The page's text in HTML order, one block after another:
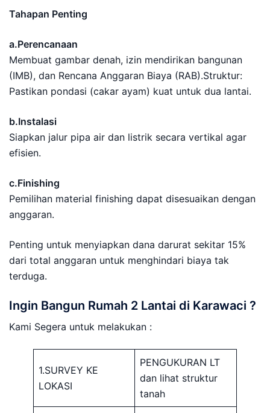
Tahapan Penting
a.Perencanaan
Membuat gambar denah, izin mendirikan bangunan
(IMB), dan Rencana Anggaran Biaya (RAB).Struktur:
Pastikan pondasi (cakar ayam) kuat untuk dua lantai.
b.Instalasi
Siapkan jalur pipa air dan listrik secara vertikal agar
efisien.
c.Finishing
Pemilihan material finishing dapat disesuaikan dengan
anggaran.
Penting untuk menyiapkan dana darurat sekitar 15%
dari total anggaran untuk menghindari biaya tak
terduga.
Ingin Bangun Rumah 2 Lantai di Karawaci ?
Kami Segera untuk melakukan :
1.SURVEY KE
LOKASI
PENGUKURAN LT
dan lihat struktur
tanah